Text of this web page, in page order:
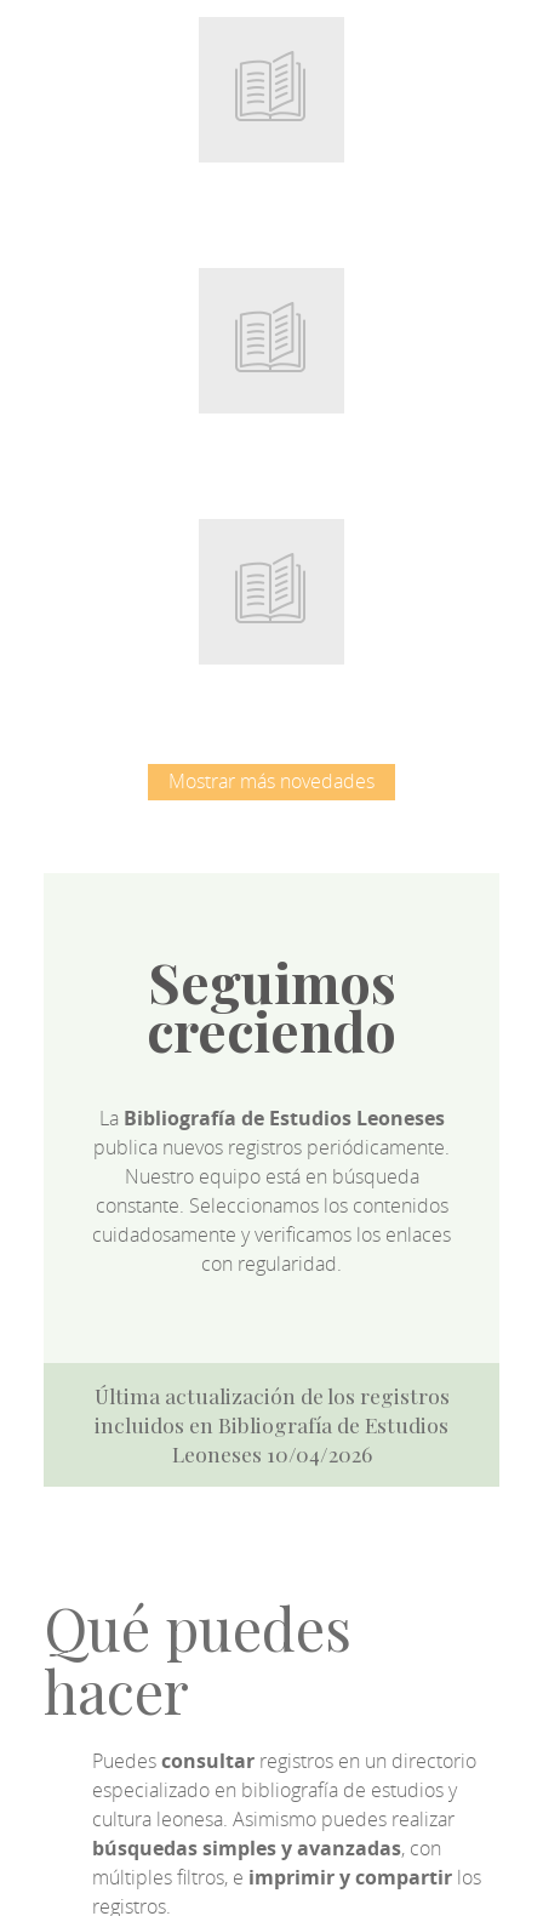
Root
Root
Root
Mostrar más novedades
Seguimos
creciendo
La Bibliografía de Estudios Leoneses
publica nuevos registros periódicamente.
Nuestro equipo está en búsqueda
constante. Seleccionamos los contenidos
cuidadosamente y verificamos los enlaces
con regularidad.
Última actualización de los registros
incluidos en Bibliografía de Estudios
Leoneses 10/04/2026
Qué puedes
hacer
Puedesconsultar registros en un directorio
especializado en bibliografía de estudios y
cultura leonesa. Asimismo puedes realizar
búsquedas simples y avanzadas, con
múltiples filtros, e imprimir y compartir los
registros.